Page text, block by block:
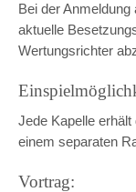
Bei der
aktuelle
Wertungsrichter
Jede Kapelle
einem separaten
Vortrag: